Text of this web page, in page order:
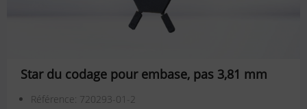
Star du codage pour embase, pas 3,81 mm
Référence: 720293-01-2